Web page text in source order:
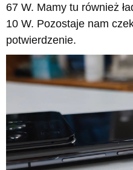
67 W. Mamy tu również
10 W. Pozostaje nam
potwierdzenie.